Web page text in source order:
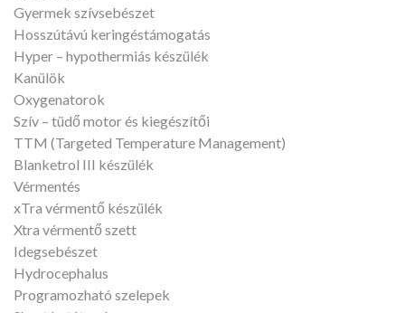
Gyermek szívsebészet
Hosszútávú keringéstámogatás
Hyper – hypothermiás készülék
Kanülök
Oxygenatorok
Szív – tüdő motor és kiegészítői
TTM (Targeted Temperature Management)
Blanketrol III készülék
Vérmentés
xTra vérmentő készülék
Xtra vérmentő szett
Idegsebészet
Hydrocephalus
Programozható szelepek